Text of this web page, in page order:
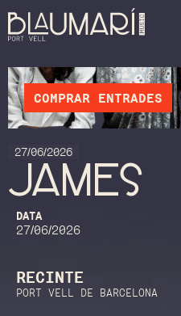
27/06/2026
JAMES
DATA
27/06/2026
RECINTE
PORT VELL DE BARCELONA
COMPRAR ENTRADES